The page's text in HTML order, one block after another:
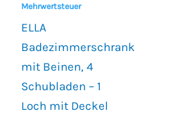
Mehrwertsteuer
ELLA
Badezimmerschrank
mit Beinen, 4
Schubladen – 1
Loch mit Deckel